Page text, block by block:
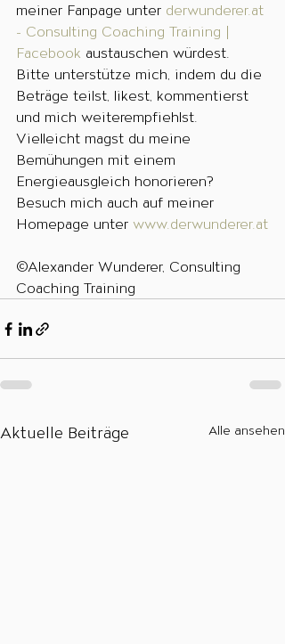
meiner Fanpage unter derwunderer.at
- Consulting Coaching Training |
Facebook austauschen würdest.
Bitte unterstütze mich, indem du die
Beträge teilst, likest, kommentierst
und mich weiterempfiehlst.
Vielleicht magst du meine
Bemühungen mit einem
Energieausgleich honorieren?
Besuch mich auch auf meiner
Homepage unter www.derwunderer.at
©Alexander Wunderer, Consulting
Coaching Training
Aktuelle Beiträge Alle ansehen